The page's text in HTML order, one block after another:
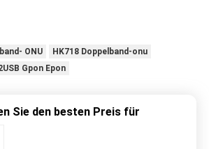
ONU
HK718 Doppelband-onu
Gpon Epon
Sie den besten Preis für